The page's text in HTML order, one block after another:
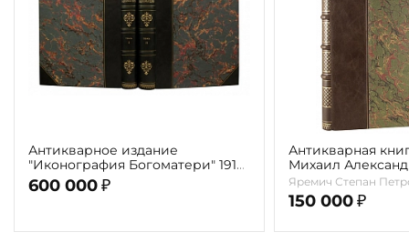
Антикварное издание
"Иконография Богоматери" 1914
г. (в 2-х томах с автографом
автора)
600 000 ₽
Антикварная
Михаил
Врубель. Жизнь
1911г.
Яремич Степан
150 000 ₽